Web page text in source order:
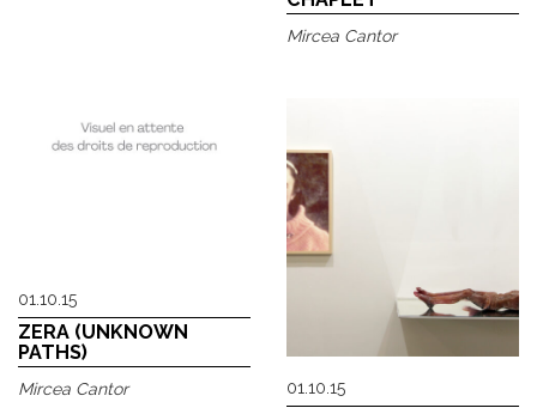
Mircea Cantor
01.10.15
ZERA (UNKNOWN
PATHS)
Mircea Cantor 01.10.15